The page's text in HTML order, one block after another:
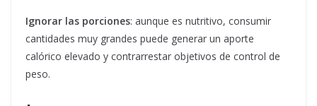
Ignorar las porciones: aunque es nutritivo, consumir
cantidades muy grandes puede generar un aporte
calórico elevado y contrarrestar objetivos de control de
peso.